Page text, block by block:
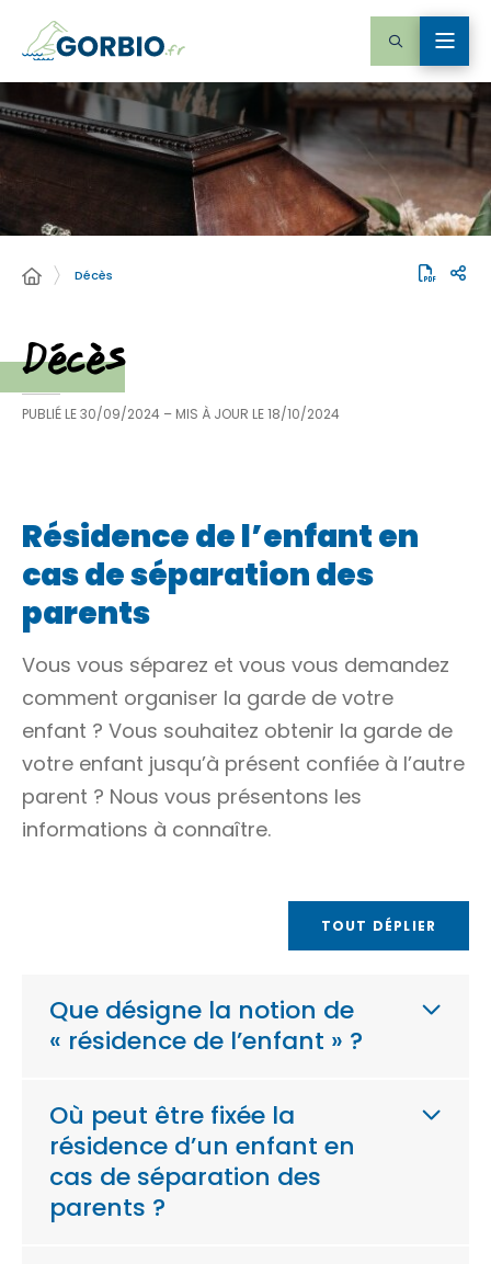
Décès
Décès
PUBLIÉ LE30/09/2024 – MIS À JOUR LE18/10/2024
Résidence de l’enfant en
cas de séparation des
parents
Vous vous séparez et vous vous demandez
comment organiser la garde de votre
enfant ? Vous souhaitez obtenir la garde de
votre enfant jusqu’à présent confiée à l’autre
parent ? Nous vous présentons les
informations à connaître.
TOUT DÉPLIER
Que désigne la notion de
« résidence de l’enfant » ?
Où peut être fixée la
résidence d’un enfant en
cas de séparation des
parents ?